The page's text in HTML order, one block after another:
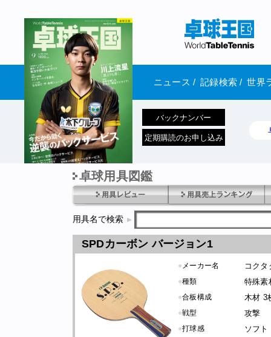
ニュース / 記録検索 / 世界
1970年1月01日 発売
バックナンバー
定期購読のお申し込み
卓球用具図鑑
用具名で検索
SPDカーボン バージョン1
● メーカー名 コクタ
●種類 特殊素
●合板構成 木材 3
●戦型 攻撃
●打球感 ソフト